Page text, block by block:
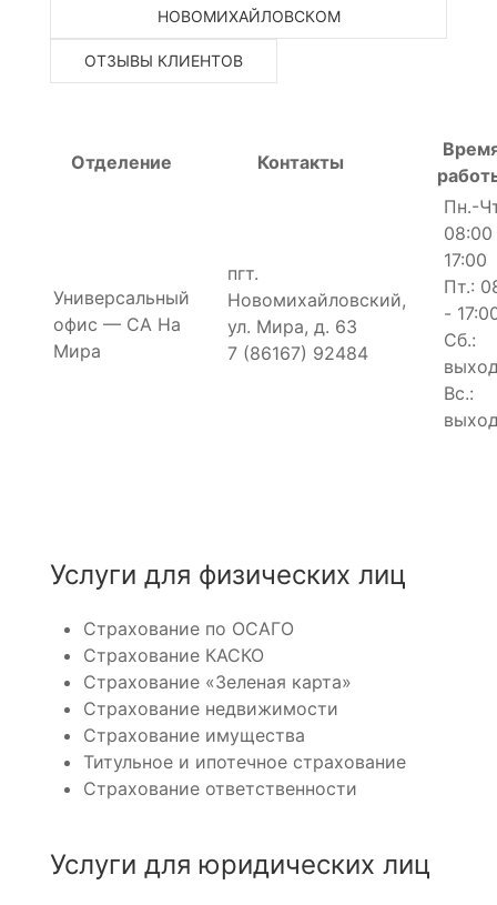
НОВОМИХАЙЛОВСКОМ
ОТЗЫВЫ КЛИЕНТОВ
Отделение Контакты
Универсальный
офис — СА На
Мира
пгт.
Новомихайловский,
ул. Мира, д. 63
7 (86167) 92484
Пн.-
17:00
Пт.:
-
Сб.:
Вс.:
Услуги для физических лиц
Страхование по ОСАГО
Страхование КАСКО
Страхование «Зеленая карта»
Страхование недвижимости
Страхование имущества
Титульное и ипотечное страхование
Страхование ответственности
Услуги для юридических лиц